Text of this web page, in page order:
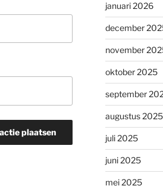
januari 2026
december
november
oktober 2025
september
augustus 2025
juli 2025
juni 2025
mei 2025